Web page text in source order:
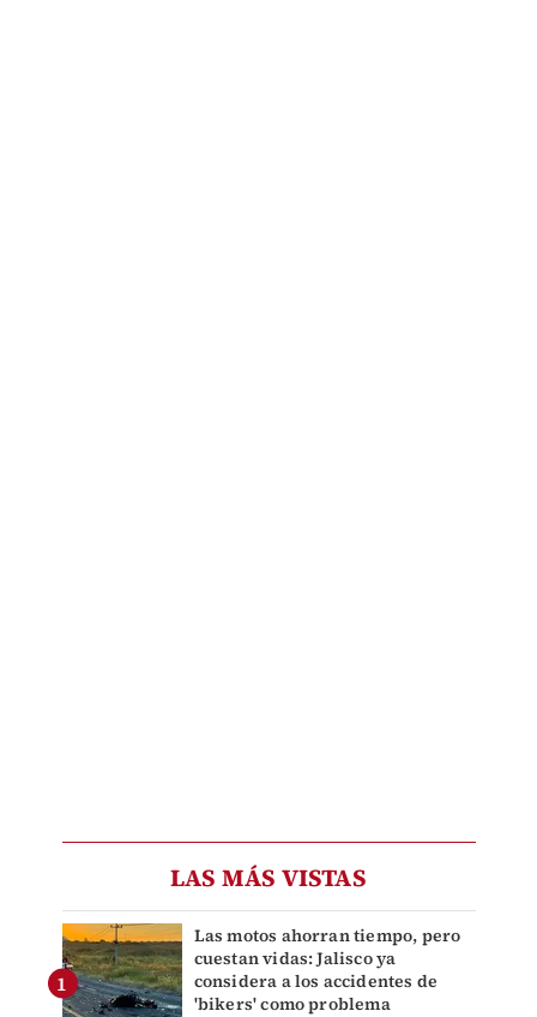
LAS MÁS VISTAS
Las motos ahorran tiempo, pero
cuestan vidas: Jalisco ya
considera a los accidentes de
'bikers' como problema